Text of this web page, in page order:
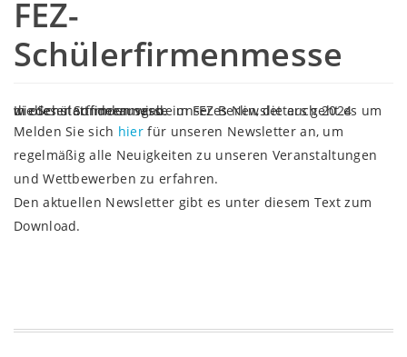
FEZ-
Schülerfirmenmesse
In dieser Sonderausgabe unseres Newsletters geht es um die Schülerfirmenmesse im FEZ Berlin, die auch 2024 wieder stattfinden wird.
Melden Sie sich hier für unseren Newsletter an, um
regelmäßig alle Neuigkeiten zu unseren Veranstaltungen
und Wettbewerben zu erfahren.
Den aktuellen Newsletter gibt es unter diesem Text zum
Download.